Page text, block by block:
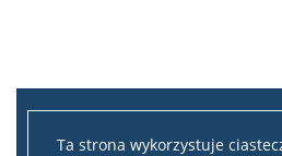
Ta strona wykorzystuje